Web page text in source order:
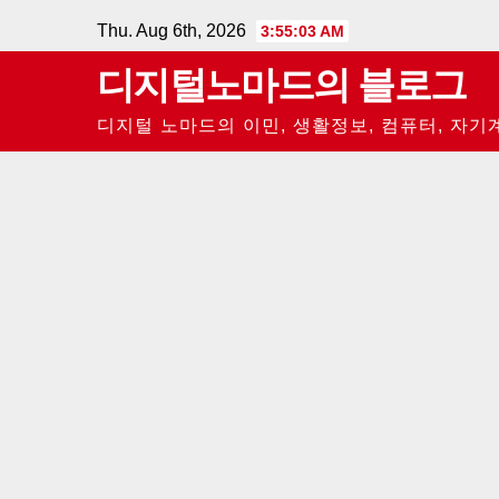
to
Thu. Aug 6th, 2026 3:55:04 AM
디지털노마드의 블로그
디지털 노마드의 이민, 생활정보, 컴퓨터, 자기